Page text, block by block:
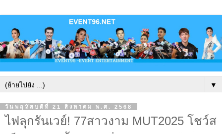
▼
วันพฤหัสบดีที่ 21 สิงหาคม พ.ศ. 2568
ไฟลุกรันเวย์! 77สาวงาม MUT2025 โชว์ส